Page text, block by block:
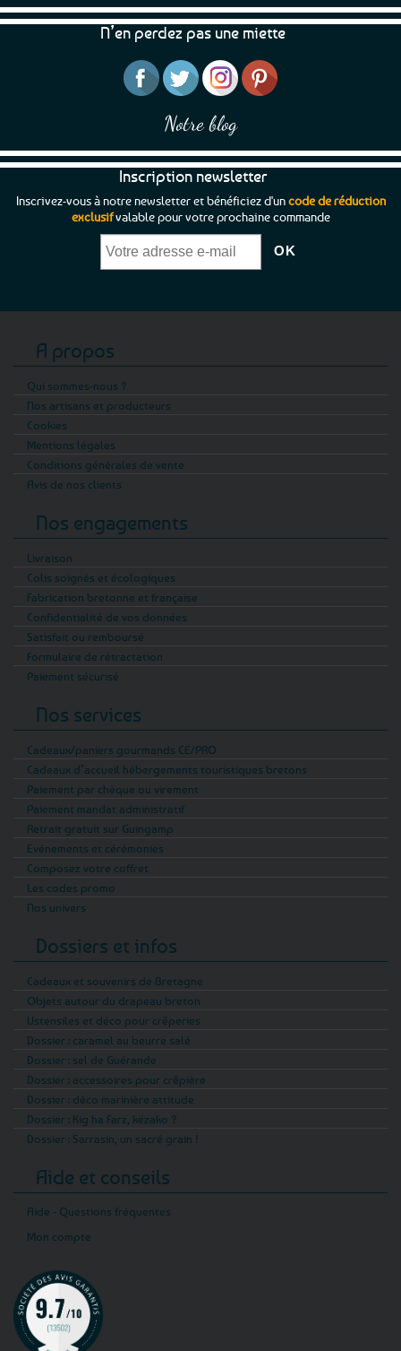
N’en perdez pas une miette
Notre blog
Inscription newsletter
Inscrivez-vous à notre newsletter et bénéficiez d'uncode de réduction
exclusifvalable pour votre prochaine commande
A propos
Qui sommes-nous ?
Nos artisans et producteurs
Cookies
Mentions légales
Conditions générales de vente
Avis de nos clients
Nos engagements
Livraison
Colis soignés et écologiques
Fabrication bretonne et française
Confidentialité de vos données
Satisfait ou remboursé
Formulaire de rétractation
Paiement sécurisé
Nos services
Cadeaux/paniers gourmands CE/PRO
Cadeaux d’accueil hébergements touristiques bretons
Paiement par chèque ou virement
Paiement mandat administratif
Retrait gratuit sur Guingamp
Evénements et cérémonies
Composez votre coffret
Les codes promo
Nos univers
Dossiers et infos
Cadeaux et souvenirs de Bretagne
Objets autour du drapeau breton
Ustensiles et déco pour crêperies
Dossier : caramel au beurre salé
Dossier : sel de Guérande
Dossier : accessoires pour crêpière
Dossier : déco marinière attitude
Dossier : Kig ha Farz, kézako ?
Dossier : Sarrasin, un sacré grain !
Aide et conseils
Aide - Questions fréquentes
Mon compte